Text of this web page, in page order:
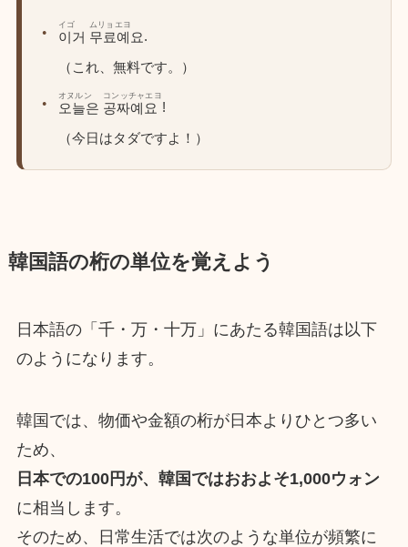
이거
イゴ
무료예요
ムリョエヨ
.
（これ、無料です。）
오늘은
オヌルン
공짜예요
コンッチャエヨ
!
（今日はタダですよ！）
韓国語の桁の単位を覚えよう
日本語の「千・万・十万」にあたる韓国語は以下
のようになります。
韓国では、物価や金額の桁が日本よりひとつ多い
ため、
日本での100円が、韓国ではおおよそ1,000ウォン
に相当します。
そのため、日常生活では次のような単位が頻繁に